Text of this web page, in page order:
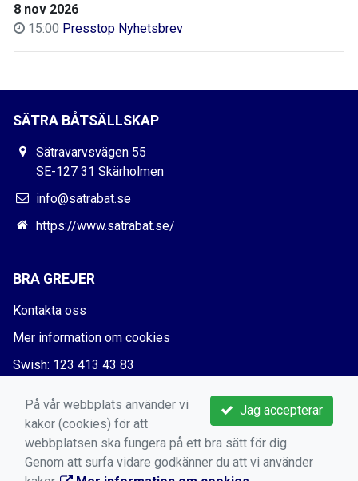
8 nov 2026
15:00 Presstop Nyhetsbrev
SÄTRA BÅTSÄLLSKAP
Sätravarvsvägen 55
SE-127 31 Skärholmen
info@satrabat.se
https://www.satrabat.se/
BRA GREJER
Kontakta oss
Mer information om cookies
Swish: 123 413 43 83
Jag accepterar
På vår webbplats använder vi
kakor (cookies) för att
webbplatsen ska fungera på ett bra sätt för dig.
Genom att surfa vidare godkänner du att vi använder